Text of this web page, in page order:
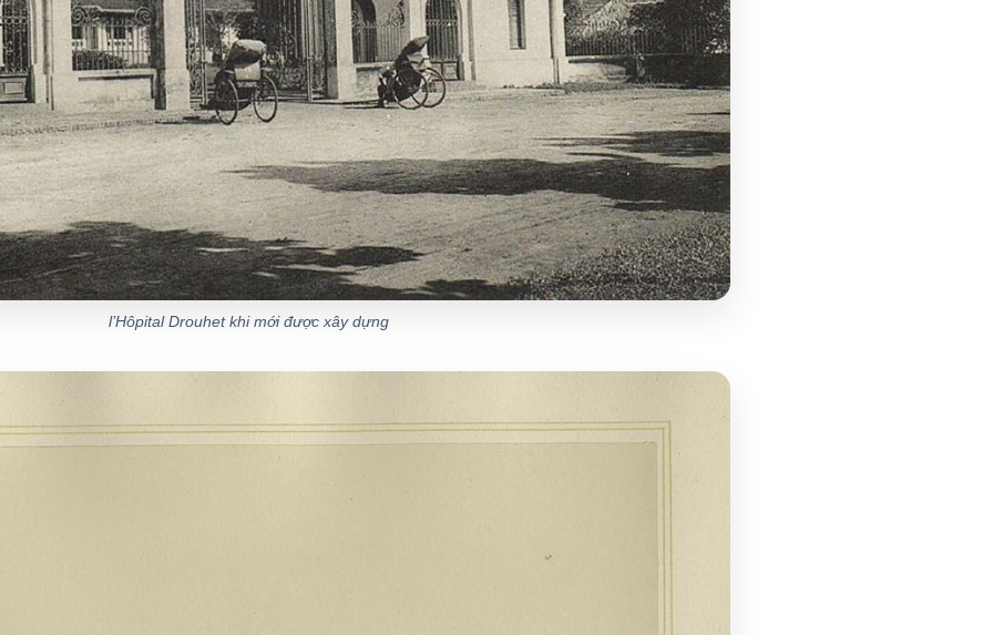
l’Hôpital Drouhet khi mới được xây dựng